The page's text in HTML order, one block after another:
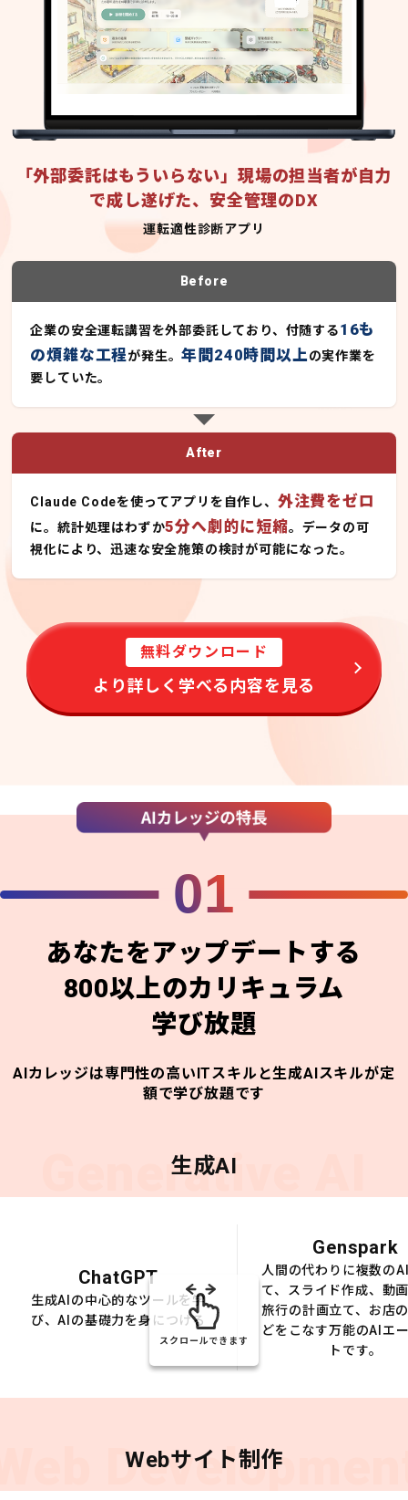
「外部委託はもういらない」現場の担当者が自力
で成し遂げた、安全管理のDX
運転適性診断アプリ
Before
企業の安全運転講習を外部委託しており、付随する16も
の煩雑な工程が発生。年間240時間以上の実作業を
要していた。
After
Claude Codeを使ってアプリを自作し、 外注費をゼロ
に。統計処理はわずか5分へ劇的に短縮。データの可
視化により、迅速な安全施策の検討が可能になった。
無料ダウンロード
より詳しく学べる内容を見る
01
あなたをアップデートする
800以上のカリキュラム
学び放題
AIカレッジは専門性の高いITスキルと生成AIスキルが定
額で学び放題です
Generative AI
生成AI
ChatGPT
生成AIの中心的なツールを学
び、AIの基礎力を身につける
Genspark
人間の代わりに複数の
て、スライド作成、動
旅行の計画立て、お店
どをこなす万能のAIエ
トです。
スクロールできます
Webサイト制作